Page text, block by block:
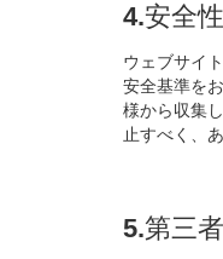
4.安全性
ウェブサイ
安全基準を
様から収集
止すべく、
5.第三